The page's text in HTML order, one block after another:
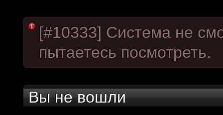
обсудим.
https://
Рыцарь Братства
Здравствуйте,
CourierSix : Как доберемся до
[#10333] Система не
пытаетесь посмотреть.
Вы не вошли